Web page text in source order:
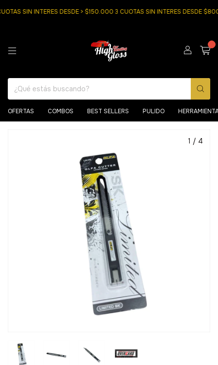
SIN INTERES DESDE > $150.000 3 CUOTAS SIN INTERES DESDE
OFERTAS COMBOS BEST SELLERS PULIDO
1 / 4